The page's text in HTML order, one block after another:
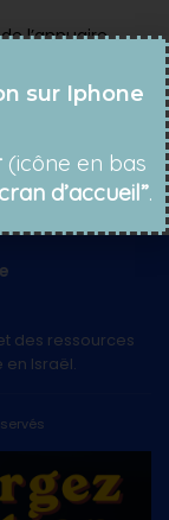
l’annuaire
des ressources
en Israël.
sur Iphone
(icône en bas
d’accueil”.